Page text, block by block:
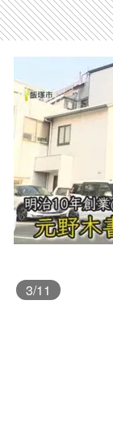
3/11